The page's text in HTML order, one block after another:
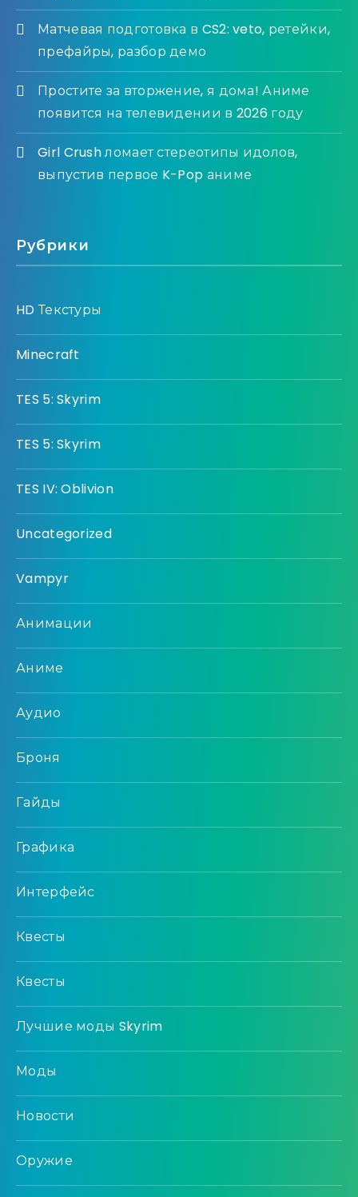
Матчевая подготовка в CS2: veto, ретейки,
префайры, разбор демо
Простите за вторжение, я дома! Аниме
появится на телевидении в 2026 году
Girl Crush ломает стереотипы идолов,
выпустив первое K-Pop аниме
Рубрики
HD Текстуры
Minecraft
TES 5: Skyrim
TES 5: Skyrim
TES IV: Oblivion
Uncategorized
Vampyr
Анимации
Аниме
Аудио
Броня
Гайды
Графика
Интерфейс
Квесты
Квесты
Лучшие моды Skyrim
Моды
Новости
Оружие